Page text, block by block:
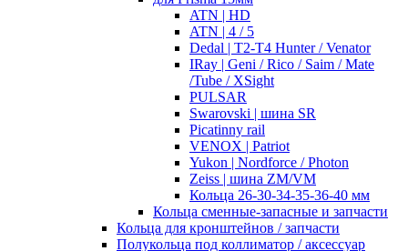
ATN | HD
ATN | 4 / 5
Dedal | T2-T4 Hunter / Venator
IRay | Geni / Rico / Saim / Mate
/Tube / XSight
PULSAR
Swarovski | шина SR
Picatinny rail
VENOX | Patriot
Yukon | Nordforce / Photon
Zeiss | шина ZM/VM
Кольца 26-30-34-35-36-40 мм
Кольца сменные-запасные и запчасти
Кольца для кронштейнов / запчасти
Полукольца под коллиматор / аксессуар